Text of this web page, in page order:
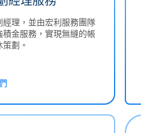
理，並由宏利服務團隊
金服務，實現無縫的帳
劃。